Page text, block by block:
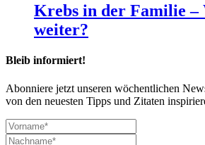
Krebs in der Familie –
weiter?
Bleib informiert!
Abonniere jetzt unseren wöchentlichen
von den neuesten Tipps und Zitaten